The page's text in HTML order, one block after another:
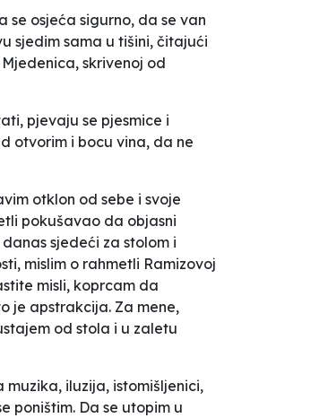
osjeća sigurno, da se van
sjedim sama u tišini, čitajući
skrivenoj od
pjevaju se pjesmice i
otvorim i bocu vina, da ne
otklon od sebe i svoje
pokušavao da objasni
sjedeći za stolom i
mislim o rahmetli Ramizovoj
misli, koprcam da
je apstrakcija. Za mene,
od stola i u zaletu
iluzija, istomišljenici,
poništim. Da se utopim u